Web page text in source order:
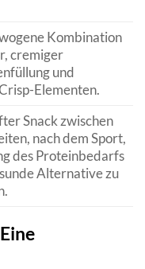
Kombination
cremiger
und
Elementen.
Snack zwischen
nach dem Sport,
des Proteinbedarfs
Alternative zu